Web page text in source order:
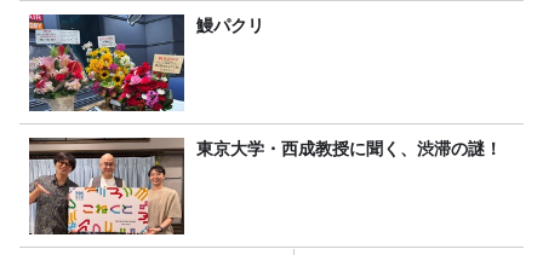
鰻パクリ
東京大学・西成教授に聞く、渋滞の謎！